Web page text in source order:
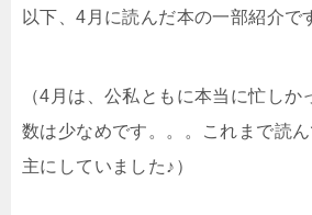
以下、4月に読んだ本の一部紹介
（4月は、公私ともに本当に忙し
数は少なめです。。。これまで読
主にしていました♪）